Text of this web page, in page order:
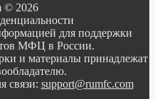
© 2026
для поддержки
МФЦ в России.
и материалы принадлежат
связи: support@rumfc.com